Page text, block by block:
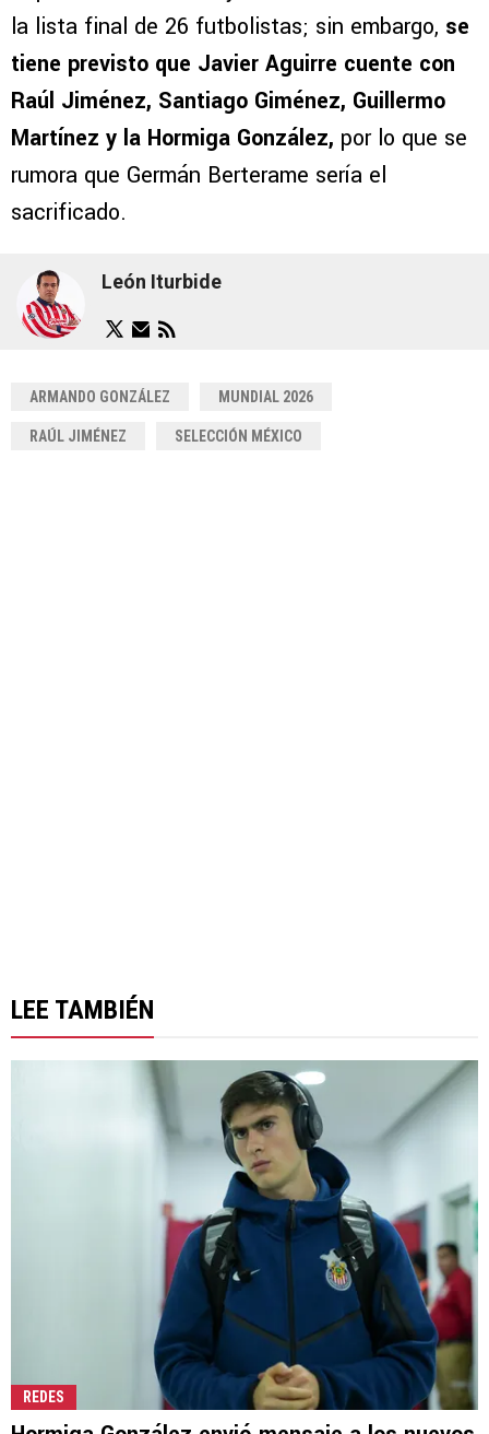
la lista final de 26 futbolistas; sin embargo, se
tiene previsto que Javier Aguirre cuente con
Raúl Jiménez, Santiago Giménez, Guillermo
Martínez y la Hormiga González, por lo que se
rumora que Germán Berterame sería el
sacrificado.
León Iturbide
ARMANDO GONZÁLEZ MUNDIAL 2026
RAÚL JIMÉNEZ SELECCIÓN MÉXICO
LEE TAMBIÉN
REDES